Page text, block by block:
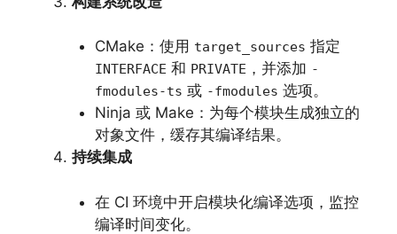
CMake：使用 target_sources 指定
INTERFACE 和 PRIVATE ，并添加 -
fmodules-ts 或 -fmodules 选项。
Ninja 或 Make：为每个模块生成独立的
对象文件，缓存其编译结果。
持续集成
在 CI 环境中开启模块化编译选项，监控
编译时间变化。